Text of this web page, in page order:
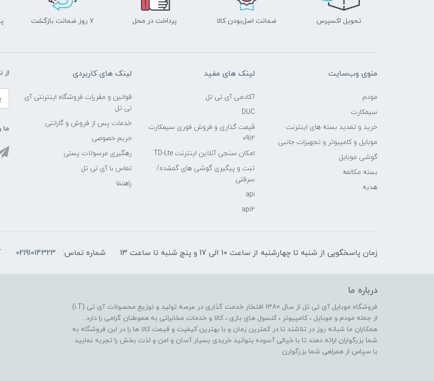
تحویل اکسپرس ضمانت اصل‌بودن کالا پرداخت در محل ۷ روز ضمانت بازگشت
منوی وب‌سایت
مودم
سیمکارت
خرید و تمدید بسته های اینترنت
موبایل و کامپیوتر و تجهیزات جانبی
گوشی موبایل
بسته مکالمه
هدیه
لینک های مفید
آکادمی آی تی تل
DUC
قیمت گذاری و فروش فوری سیمکارت
0912
امکان سنجی آنلاین اینترنت TD-Lte
ثبت و پیگیری گوشی های گمشده/
سرقتی
api
api2
لینک های کاربردی
قوانین و مقررات فروشگاه اینترنتی آی
تی تل
خدمات پس از فروش و گارانتی
حریم خصوصی
رهگیری مرسولات پستی
تماس با آی تی تل
راهنما
از
ما
زمان پاسخگویی از شنبه تا چهارشنبه از ساعت 10 الی 17 و پنج شنبه تا ساعت 13 شماره تماس: 02191014323
درباره ما
فروشگاه موبایل آی تی تل از سال 1380 افتخار خدمت گذاری در عرصه تولید و توزیع محصولات آی تی (i.T)
از جمله مودم و موبایل ، کامپیوتر ، کنسول های بازی ، کالا و خدمات مخابراتی به هموطنان گرامی را دارد .
همکاران ما شبانه روز در تلاشند تا در کمترین زمان و با بهترین کیفیت و قیمت کالا ها را در این فروشگاه به
شما بزرگواران ارائه دهند تا با خیالی آسوده بتوانید خریدی بسیار آسان و امن و لذت بخش را تجربه نمایید .
با سپاس از همراهی شما بزرگوارن